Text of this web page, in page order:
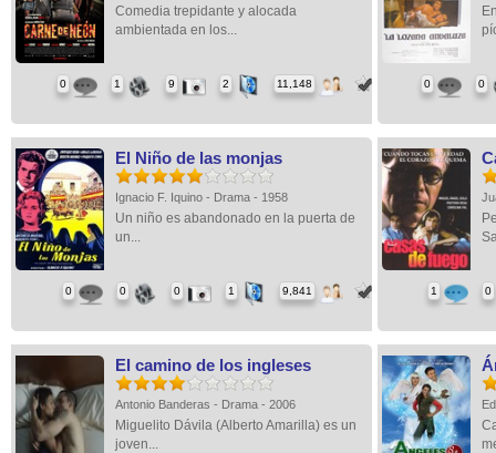
Comedia trepidante y alocada
ambientada en los...
0 1 9 2 11,148 0 0
El Niño de las monjas
Ignacio F. Iquino - Drama - 1958
Un niño es abandonado en la puerta de
un...
0 0 0 1 9,841 1 0
El camino de los ingleses
Antonio Banderas - Drama - 2006
Miguelito Dávila (Alberto Amarilla) es un
joven...